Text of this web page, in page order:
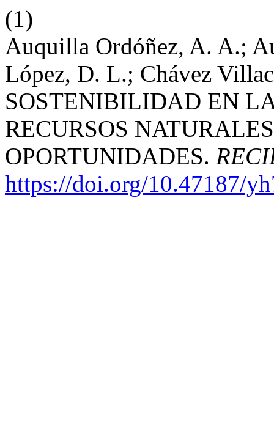
(1)
Auquilla Ordóñez, A. A.;
López, D. L.; Chávez
SOSTENIBILIDAD EN
RECURSOS
OPORTUNIDADES.
https://doi.org/10.47187/